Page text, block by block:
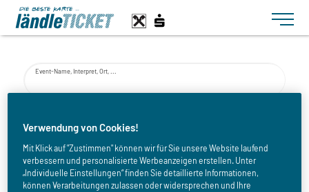
Toggle
Event-Name, Interpret, Ort, ...
bis
Verwendung von Cookies!
Mit Klick auf "Zustimmen" können wir für Sie unsere Website laufend
verbessern und personalisierte Werbeanzeigen erstellen. Unter
„Individuelle Einstellungen“ finden Sie detaillierte Informationen,
können Verarbeitungen zulassen oder widersprechen und Ihre